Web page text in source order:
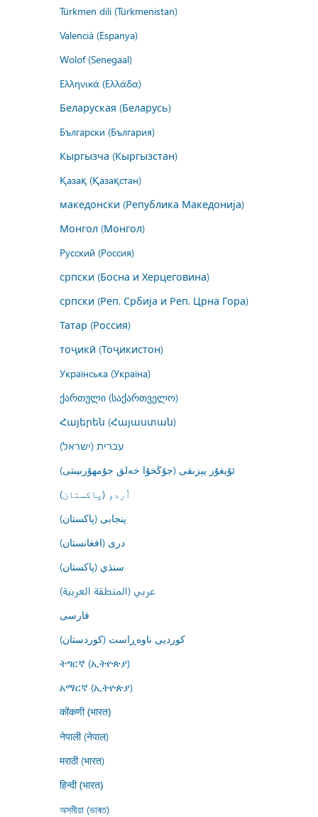
Türkmen dili (Türkmenistan)
Valencià (Espanya)
Wolof (Senegaal)
Ελληνικά (Ελλάδα)
Беларуская (Беларусь)
Български (България)
Кыргызча (Кыргызстан)
Қазақ (Қазақстан)
македонски (Република Македонија)
Монгол (Монгол)
Русский (Россия)
српски (Босна и Херцеговина)
српски (Реп. Србија и Реп. Црна Гора)
Татар (Россия)
тоҷикӣ (Тоҷикистон)
Українська (Україна)
ქართული (საქართველო)
Հայերեն (Հայաստան)
עברית (ישראל)
ئۇيغۇر يېزىقى (جۇڭخۇا خەلق جۇمھۇرىيىتى)
اُردو (پاکستان)
پنجابی (پاکستان)
درى (افغانستان)
سنڌي (پاکستان)
عربي (المنطقة العربية)
فارسى
کوردیی ناوەڕاست (کوردستان)
ትግርኛ (ኢትዮጵያ)
አማርኛ (ኢትዮጵያ)
कोंकणी (भारत)
नेपाली (नेपाल)
मराठी (भारत)
हिन्दी (भारत)
অসমীয়া (ভাৰত)